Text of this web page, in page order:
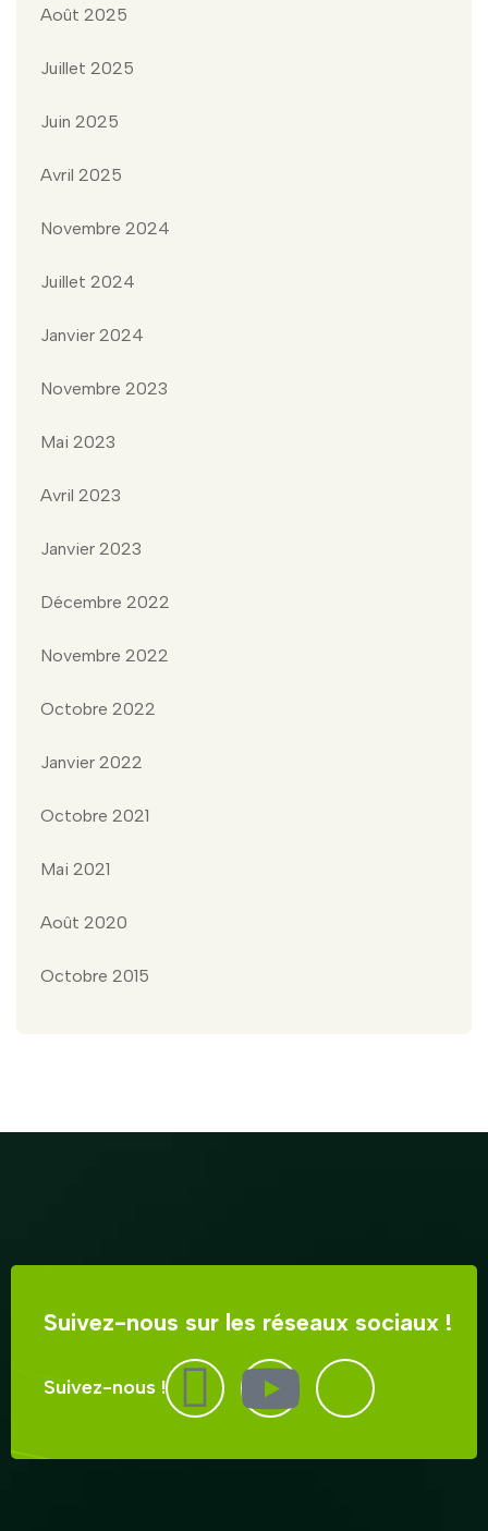
Août 2025
Juillet 2025
Juin 2025
Avril 2025
Novembre 2024
Juillet 2024
Janvier 2024
Novembre 2023
Mai 2023
Avril 2023
Janvier 2023
Décembre 2022
Novembre 2022
Octobre 2022
Janvier 2022
Octobre 2021
Mai 2021
Août 2020
Octobre 2015
Suivez-nous sur les réseaux sociaux !
Suivez-nous !